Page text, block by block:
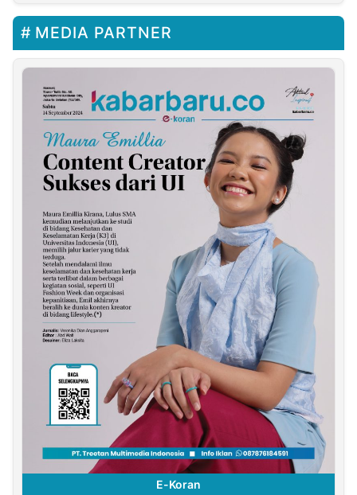
MEDIA PARTNER
E-Koran